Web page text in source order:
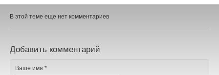
В этой теме еще нет комментариев
Добавить комментарий
Ваше имя *